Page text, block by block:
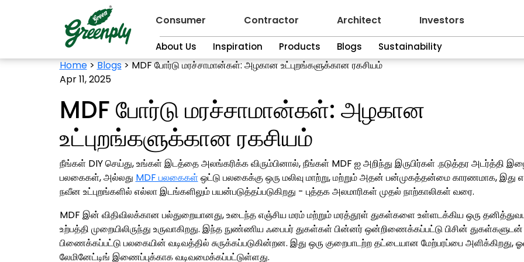
Consumer
About Us Inspiration Products Blogs Sustainability
Contractor Architect Investors
Home>Blogs>MDF போர்டு மரச்சாமான்கள்: அழகான உட்புறங்களுக்கான ரகசியம்
Apr 11, 2025
MDF போர்டு மரச்சாமான்கள்: அழகான
உட்புறங்களுக்கான ரகசியம்
நீங்கள் DIY செய்து, உங்கள் இடத்தை அலங்கரிக்க விரும்பினால், நீங்கள் MDF ஐ அறிந்து இருபிர்கள் .நடுத்தர அடர்த்தி
பலகைகள், அல்லது MDF பலகைகள் ஒட்டு பலகைக்கு ஒரு மலிவு மாற்று, மற்றும் அதன் பன்முகத்தன்மை காரணமாக, இது
நவீன உட்புறங்களில் எல்லா இடங்களிலும் பயன்படுத்தப்படுகிறது - புத்தக அலமாரிகள் முதல் நாற்காலிகள் வரை.
MDF இன் விதிவிலக்கான பல்துறையானது, உடைந்த எஞ்சிய மரம் மற்றும் மரத்தூள் துகள்களை உள்ளடக்கிய ஒரு
உற்பத்தி முறையிலிருந்து உருவாகிறது. இந்த நுண்ணிய ஃபைபர் துகள்கள் பின்னர் ஒன்றிணைக்கப்பட்டு பிசின் துகள்களுடன்
பிணைக்கப்பட்டு பலகையின் வடிவத்தில் சுருக்கப்படுகின்றன. இது ஒரு குறைபாடற்ற தட்டையான மேற்பரப்பை அளிக்கிறது,
லேமினேட்டிங் இணைப்புக்காக வடிவமைக்கப்பட்டுள்ளது.